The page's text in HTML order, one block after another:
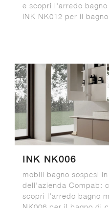
e scopri l'arredo bagno
INK NK012 per il
INK NK006
mobili bagno sospesi
dell'azienda Compab:
scopri l'arredo bagno